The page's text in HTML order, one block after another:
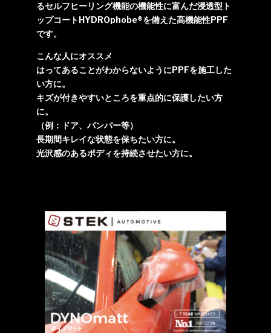
るセルフヒーリング機能の機能性に富んだ浸透型ト
ップコートHYDROphobe®を備えた高機能性PPF
です。
こんな人にオススメ
はってあることがわからないようにPPFを施工した
い方に。
キズが付きやすいところを重点的に保護したい方
に。
（例：ドア、バンパー等）
長期間キレイな状態を保ちたい方に。
光沢感のあるポディを持続させたい方に。